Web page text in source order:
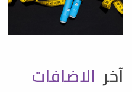
آخر الاضافات